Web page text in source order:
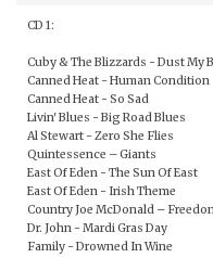
CD 1:
Cuby & The Blizzards - Dust My
Canned Heat - Human Condition
Canned Heat - So Sad
Livin' Blues - Big Road Blues
Al Stewart - Zero She Flies
Quintessence – Giants
East Of Eden - The Sun Of East
East Of Eden - Irish Theme
Country Joe McDonald –
Dr. John - Mardi Gras Day
Family - Drowned In Wine